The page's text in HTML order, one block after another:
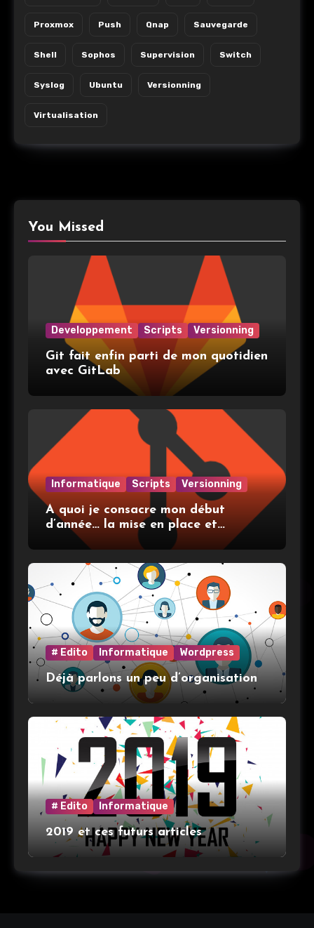
Proxmox Push Qnap Sauvegarde
Shell Sophos Supervision Switch
Syslog Ubuntu Versionning
Virtualisation
You Missed
Developpement Scripts Versionning
Git fait enfin parti de mon quotidien
avec GitLab
Informatique Scripts Versionning
A quoi je consacre mon début
d’année… la mise en place et
l’utilisation de git
# Edito Informatique Wordpress
Déjà parlons un peu d’organisation
# Edito Informatique
2019 et ces futurs articles